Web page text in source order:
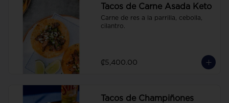
Tacos de Carne Asada Keto
Carne de res a la parrilla, cebolla,
cilantro.
₡5,400.00
Tacos de Champiñones